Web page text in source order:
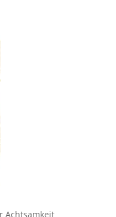
Achtsamkeit